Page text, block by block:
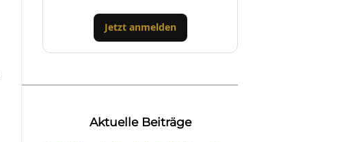
Jetzt anmelden
Aktuelle Beiträge